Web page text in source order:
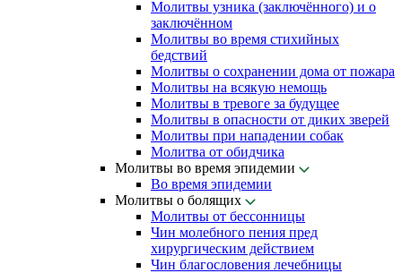
Молитвы узника (заключённого) и о
заключённом
Молитвы во время стихийных
бедствий
Молитвы о сохранении дома от пожара
Молитвы на всякую немощь
Молитвы в тревоге за будущее
Молитвы в опасности от диких зверей
Молитвы при нападении собак
Молитва от обидчика
Молитвы во время эпидемии
Во время эпидемии
Молитвы о болящих
Молитвы от бессонницы
Чин молебного пения пред
хирургическим действием
Чин благословения лечебницы